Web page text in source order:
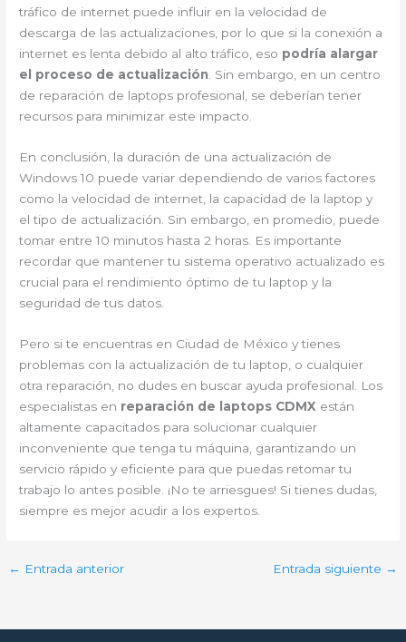
tráfico de internet puede influir en la velocidad de
descarga de las actualizaciones, por lo que si la conexión a
internet es lenta debido al alto tráfico, eso podría alargar
el proceso de actualización. Sin embargo, en un centro
de reparación de laptops profesional, se deberían tener
recursos para minimizar este impacto.
En conclusión, la duración de una actualización de
Windows 10 puede variar dependiendo de varios factores
como la velocidad de internet, la capacidad de la laptop y
el tipo de actualización. Sin embargo, en promedio, puede
tomar entre 10 minutos hasta 2 horas. Es importante
recordar que mantener tu sistema operativo actualizado es
crucial para el rendimiento óptimo de tu laptop y la
seguridad de tus datos.
Pero si te encuentras en Ciudad de México y tienes
problemas con la actualización de tu laptop, o cualquier
otra reparación, no dudes en buscar ayuda profesional. Los
especialistas en reparación de laptops CDMX están
altamente capacitados para solucionar cualquier
inconveniente que tenga tu máquina, garantizando un
servicio rápido y eficiente para que puedas retomar tu
trabajo lo antes posible. ¡No te arriesgues! Si tienes dudas,
siempre es mejor acudir a los expertos.
← Entrada anterior Entrada siguiente →